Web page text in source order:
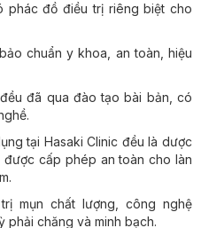
phác đồ điều trị riêng biệt cho
chuẩn y khoa, an toàn, hiệu
đã qua đào tạo bài bản, có
tại Hasaki Clinic đều là dược
được cấp phép an toàn cho làn
mụn chất lượng, công nghệ
phải chăng và minh bạch.